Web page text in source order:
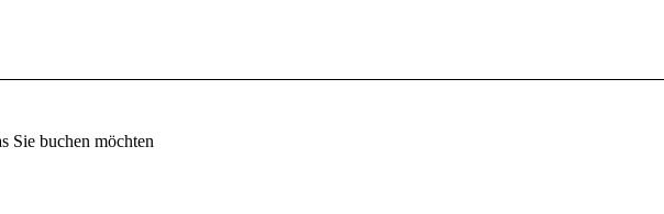
Sie buchen möchten